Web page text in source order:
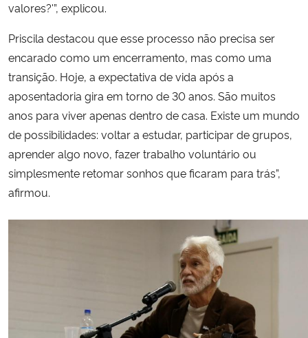
valores?'”, explicou.
Priscila destacou que esse processo não precisa ser
encarado como um encerramento, mas como uma
transição. Hoje, a expectativa de vida após a
aposentadoria gira em torno de 30 anos. São muitos
anos para viver apenas dentro de casa. Existe um mundo
de possibilidades: voltar a estudar, participar de grupos,
aprender algo novo, fazer trabalho voluntário ou
simplesmente retomar sonhos que ficaram para trás”,
afirmou.